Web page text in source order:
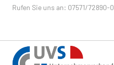
Rufen Sie uns an: 07571/72890-0